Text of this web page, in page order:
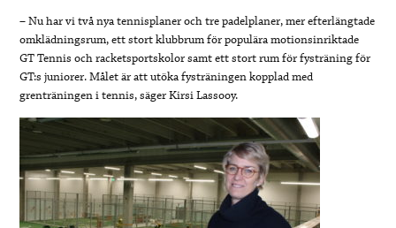
– Nu har vi två nya tennisplaner och tre padelplaner, mer efterlängtade
omklädningsrum, ett stort klubbrum för populära motionsinriktade
GT Tennis och racketsportskolor samt ett stort rum för fysträning för
GT:s juniorer. Målet är att utöka fysträningen kopplad med
grenträningen i tennis, säger Kirsi Lassooy.